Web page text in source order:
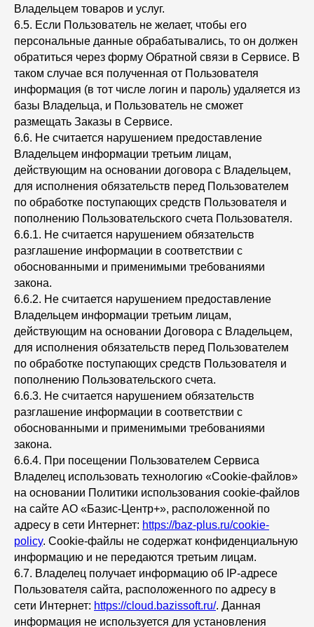
Владельцем товаров и услуг.
6.5. Если Пользователь не желает, чтобы его
персональные данные обрабатывались, то он должен
обратиться через форму Обратной связи в Сервисе. В
таком случае вся полученная от Пользователя
информация (в тот числе логин и пароль) удаляется из
базы Владельца, и Пользователь не сможет
размещать Заказы в Сервисе.
6.6. Не считается нарушением предоставление
Владельцем информации третьим лицам,
действующим на основании договора с Владельцем,
для исполнения обязательств перед Пользователем
по обработке поступающих средств Пользователя и
пополнению Пользовательского счета Пользователя.
6.6.1. Не считается нарушением обязательств
разглашение информации в соответствии с
обоснованными и применимыми требованиями
закона.
6.6.2. Не считается нарушением предоставление
Владельцем информации третьим лицам,
действующим на основании Договора с Владельцем,
для исполнения обязательств перед Пользователем
по обработке поступающих средств Пользователя и
пополнению Пользовательского счета.
6.6.3. Не считается нарушением обязательств
разглашение информации в соответствии с
обоснованными и применимыми требованиями
закона.
6.6.4. При посещении Пользователем Сервиса
Владелец использовать технологию «Cookie-файлов»
на основании Политики использования cookie-файлов
на сайте АО «Базис-Центр+», расположенной по
адресу в сети Интернет: https://baz-plus.ru/cookie-
policy. Cookie-файлы не содержат конфиденциальную
информацию и не передаются третьим лицам.
6.7. Владелец получает информацию об IP-адресе
Пользователя сайта, расположенного по адресу в
сети Интернет: https://cloud.bazissoft.ru/. Данная
информация не используется для установления